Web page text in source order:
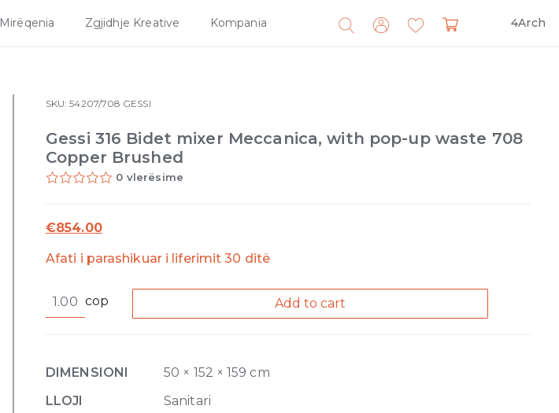
Mirëqenia Zgjidhje Kreative Kompania 4Arch
Search
for:
SKU:54207/708 GESSI
Gessi 316 Bidet mixer Meccanica, with pop-up waste 708
Copper Brushed
0 vlerësime
€854.00
Afati i parashikuar i liferimit 30 ditë
316
with
pop-
cop Add to cart
DIMENSIONI
50 × 152 × 159 cm
LLOJI
Sanitari